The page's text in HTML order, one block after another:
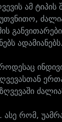
ამ ტიპის
ადამიანებს.
როდესაც
რომ,